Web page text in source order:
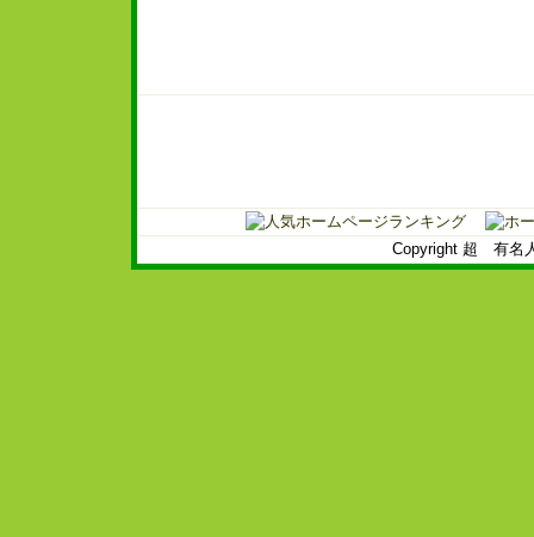
Copyright 超 有名